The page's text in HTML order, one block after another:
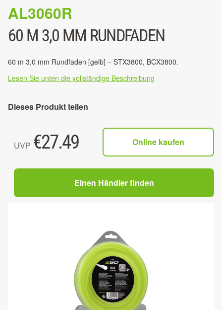
AL3060R
60 M 3,0 MM RUNDFADEN
60 m 3,0 mm Rundfaden [gelb] – STX3800, BCX3800.
Lesen Sie unten die vollständige Beschreibung
Dieses Produkt teilen
UVP €27.49 Online kaufen
Einen Händler finden